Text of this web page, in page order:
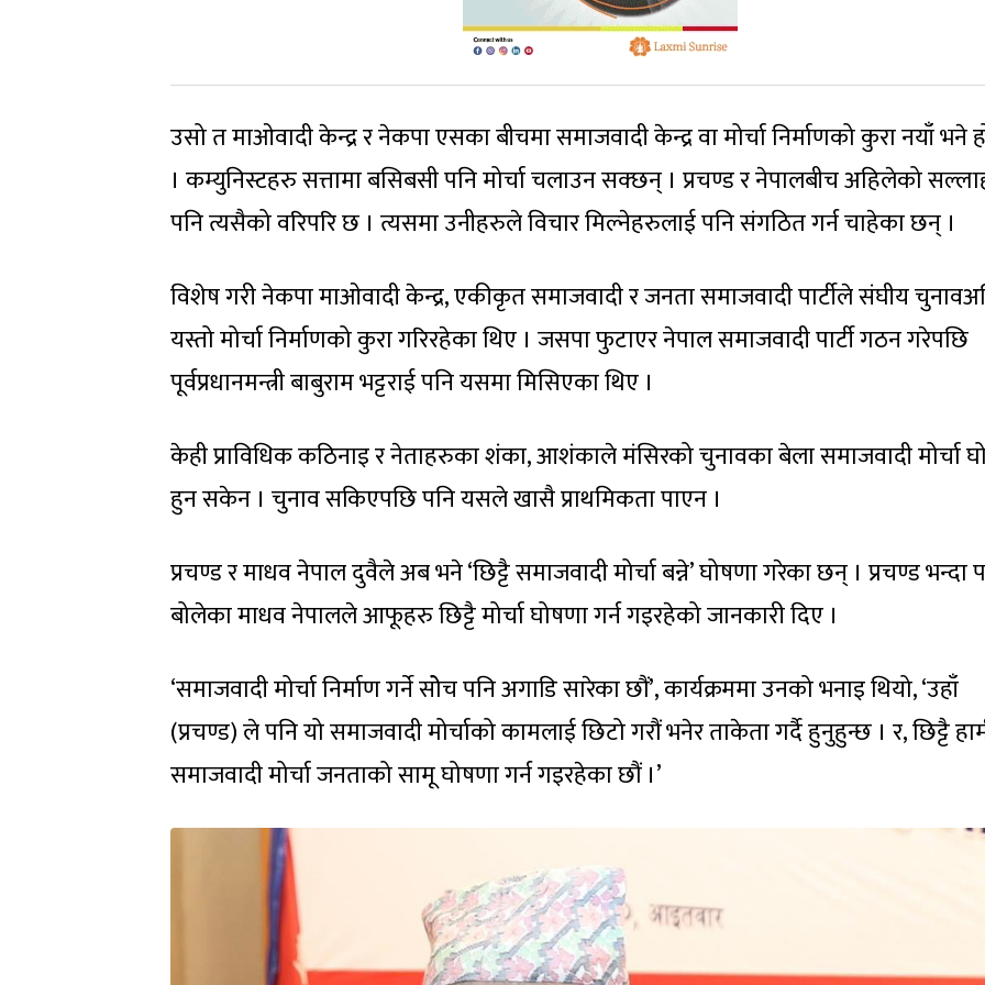
उसो त माओवादी केन्द्र र नेकपा एसका बीचमा समाजवादी केन्द्र वा मोर्चा निर्माणको कुरा नयाँ भने
। कम्युनिस्टहरु सत्तामा बसिबसी पनि मोर्चा चलाउन सक्छन् । प्रचण्ड र नेपालबीच अहिलेको
पनि त्यसैको वरिपरि छ । त्यसमा उनीहरुले विचार मिल्नेहरुलाई पनि संगठित गर्न चाहेका छन् ।
विशेष गरी नेकपा माओवादी केन्द्र, एकीकृत समाजवादी र जनता समाजवादी पार्टीले संघीय
यस्तो मोर्चा निर्माणको कुरा गरिरहेका थिए । जसपा फुटाएर नेपाल समाजवादी पार्टी गठन गरेपछि
पूर्वप्रधानमन्त्री बाबुराम भट्टराई पनि यसमा मिसिएका थिए ।
केही प्राविधिक कठिनाइ र नेताहरुका शंका, आशंकाले मंसिरको चुनावका बेला समाजवादी मोर्चा
हुन सकेन । चुनाव सकिएपछि पनि यसले खासै प्राथमिकता पाएन ।
प्रचण्ड र माधव नेपाल दुवैले अब भने ‘छिट्टै समाजवादी मोर्चा बन्ने’ घोषणा गरेका छन् । प्रचण्ड भन्दा
बोलेका माधव नेपालले आफूहरु छिट्टै मोर्चा घोषणा गर्न गइरहेको जानकारी दिए ।
‘समाजवादी मोर्चा निर्माण गर्ने सोेच पनि अगाडि सारेका छौं’, कार्यक्रममा उनको भनाइ थियो, ‘उहाँ
(प्रचण्ड) ले पनि यो समाजवादी मोर्चाको कामलाई छिटो गरौं भनेर ताकेता गर्दै हुनुहुन्छ । र, छिट्टै
समाजवादी मोर्चा जनताको सामू घोषणा गर्न गइरहेका छौं ।’